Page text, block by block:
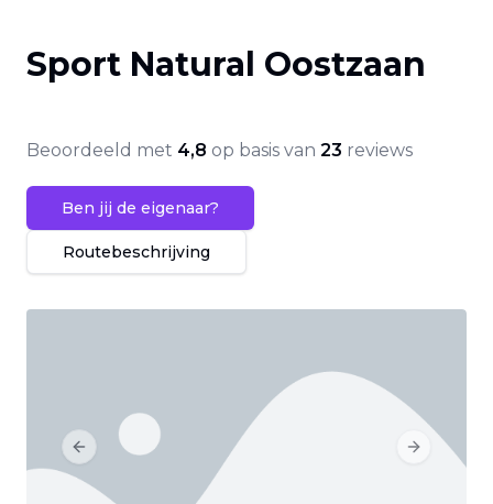
Sport Natural Oostzaan
Beoordeeld met 4,8 op basis van 23 reviews
Ben jij de eigenaar?
Routebeschrijving
Previous slide Next slide